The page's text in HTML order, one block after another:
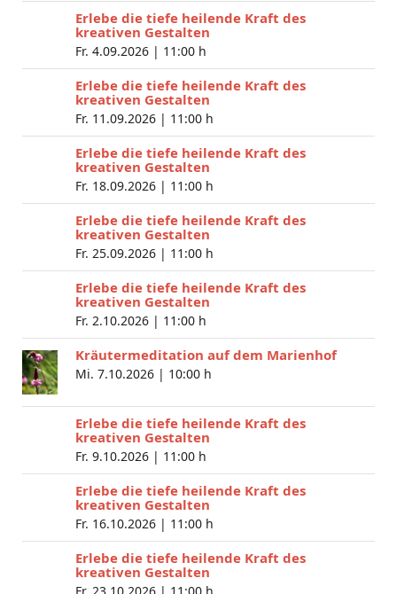
Erlebe die tiefe heilende Kraft des
kreativen Gestalten
Fr. 4.09.2026 | 11:00 h
Erlebe die tiefe heilende Kraft des
kreativen Gestalten
Fr. 11.09.2026 | 11:00 h
Erlebe die tiefe heilende Kraft des
kreativen Gestalten
Fr. 18.09.2026 | 11:00 h
Erlebe die tiefe heilende Kraft des
kreativen Gestalten
Fr. 25.09.2026 | 11:00 h
Erlebe die tiefe heilende Kraft des
kreativen Gestalten
Fr. 2.10.2026 | 11:00 h
Kräutermeditation auf dem Marienhof
Mi. 7.10.2026 | 10:00 h
Erlebe die tiefe heilende Kraft des
kreativen Gestalten
Fr. 9.10.2026 | 11:00 h
Erlebe die tiefe heilende Kraft des
kreativen Gestalten
Fr. 16.10.2026 | 11:00 h
Erlebe die tiefe heilende Kraft des
kreativen Gestalten
Fr. 23.10.2026 | 11:00 h